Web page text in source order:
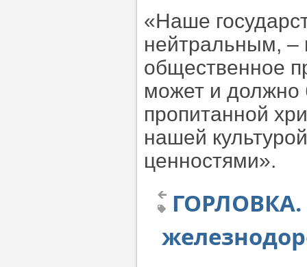
«Наше
нейтральным, –
общественное
может и должно
пропитанной
нашей
ценностями».